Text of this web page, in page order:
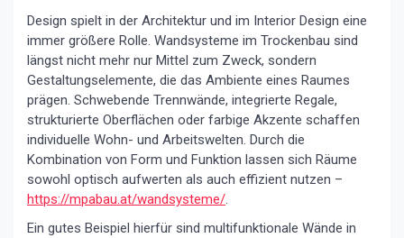
Design spielt in der Architektur und im Interior Design eine
immer größere Rolle. Wandsysteme im Trockenbau sind
längst nicht mehr nur Mittel zum Zweck, sondern
Gestaltungselemente, die das Ambiente eines Raumes
prägen. Schwebende Trennwände, integrierte Regale,
strukturierte Oberflächen oder farbige Akzente schaffen
individuelle Wohn- und Arbeitswelten. Durch die
Kombination von Form und Funktion lassen sich Räume
sowohl optisch aufwerten als auch effizient nutzen –
https://mpabau.at/wandsysteme/.
Ein gutes Beispiel hierfür sind multifunktionale Wände in